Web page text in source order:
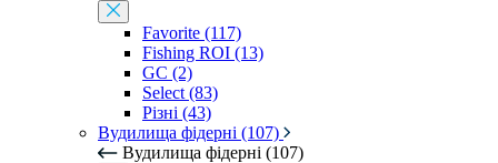
Favorite (117)
Fishing ROI (13)
GC (2)
Select (83)
Різні (43)
Вудилища фідерні (107)
Вудилища фідерні (107)